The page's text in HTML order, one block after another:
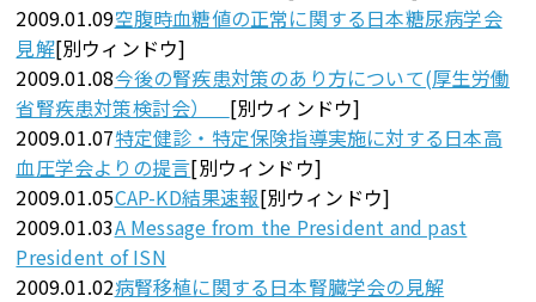
2009.01.09空腹時血糖値の正常に関する日本糖尿病学会
見解[別ウィンドウ]
2009.01.08今後の腎疾患対策のあり方について(厚生労働
省腎疾患対策検討会） [別ウィンドウ]
2009.01.07特定健診・特定保険指導実施に対する日本高
血圧学会よりの提言[別ウィンドウ]
2009.01.05CAP-KD結果速報[別ウィンドウ]
2009.01.03A Message from the President and past
President of ISN
2009.01.02病腎移植に関する日本腎臓学会の見解